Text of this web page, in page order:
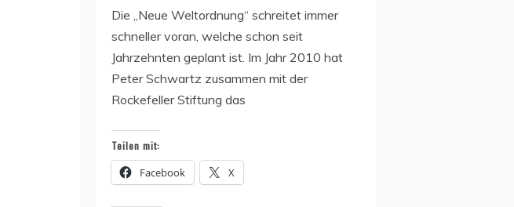
Die „Neue Weltordnung“ schreitet immer
schneller voran, welche schon seit
Jahrzehnten geplant ist. Im Jahr 2010 hat
Peter Schwartz zusammen mit der
Rockefeller Stiftung das
Teilen mit:
Facebook X